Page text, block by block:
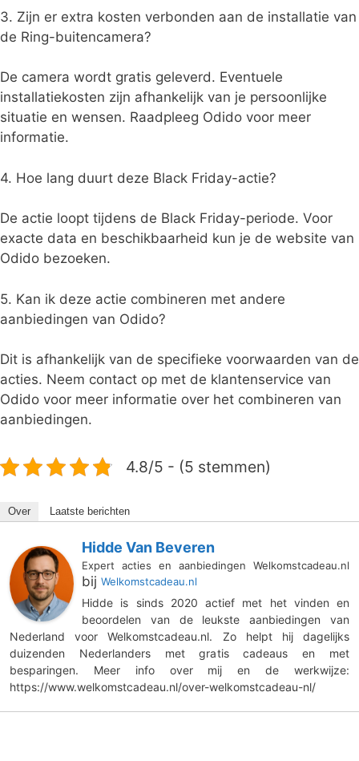
3. Zijn er extra kosten verbonden aan de installatie van
de Ring-buitencamera?
De camera wordt gratis geleverd. Eventuele
installatiekosten zijn afhankelijk van je persoonlijke
situatie en wensen. Raadpleeg Odido voor meer
informatie.
4. Hoe lang duurt deze Black Friday-actie?
De actie loopt tijdens de Black Friday-periode. Voor
exacte data en beschikbaarheid kun je de website van
Odido bezoeken.
5. Kan ik deze actie combineren met andere
aanbiedingen van Odido?
Dit is afhankelijk van de specifieke voorwaarden van de
acties. Neem contact op met de klantenservice van
Odido voor meer informatie over het combineren van
aanbiedingen.
4.8/5 - (5 stemmen)
Over Laatste berichten
Hidde Van Beveren
Expert acties en aanbiedingen Welkomstcadeau.nl
bij Welkomstcadeau.nl
Hidde is sinds 2020 actief met het vinden en
beoordelen van de leukste aanbiedingen van
Nederland voor Welkomstcadeau.nl. Zo helpt hij dagelijks
duizenden Nederlanders met gratis cadeaus en met
besparingen. Meer info over mij en de werkwijze:
https://www.welkomstcadeau.nl/over-welkomstcadeau-nl/